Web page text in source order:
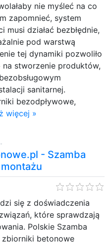
nie myśleć na co
zapomnieć, system
działać bezbłędnie,
pod warstwą
tej dynamiki pozwoliło
stworzenie produktów,
sanitarnej.
bezodpływowe,
więcej »
- Szamba
się z doświadczenia
które sprawdzają
Polskie Szamba
betonowe